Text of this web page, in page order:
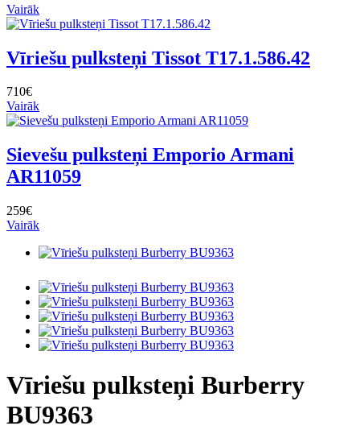
Vairāk
Vīriešu pulksteņi Tissot T17.1.586.42
710€
Vairāk
Sievešu pulksteņi Emporio Armani
AR11059
259€
Vairāk
Vīriešu pulksteņi Burberry
BU9363